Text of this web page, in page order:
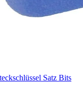
Satz Bits